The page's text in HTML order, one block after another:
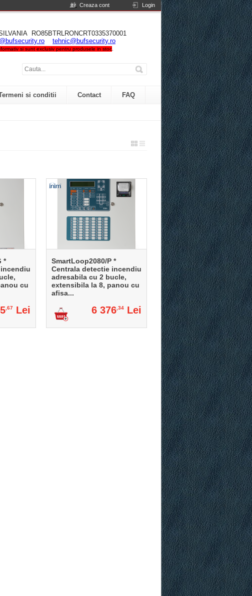
Creaza cont Login
RO85BTRLRONCRT0335370001
tehnic@bufsecurity.ro
si sunt exclusiv pentru produsele in stoc
si conditii Contact FAQ
*
cu
,67 Lei
SmartLoop2080/P *
Centrala detectie incendiu
adresabila cu 2 bucle,
extensibila la 8, panou cu
afisa...
6 376,34 Lei